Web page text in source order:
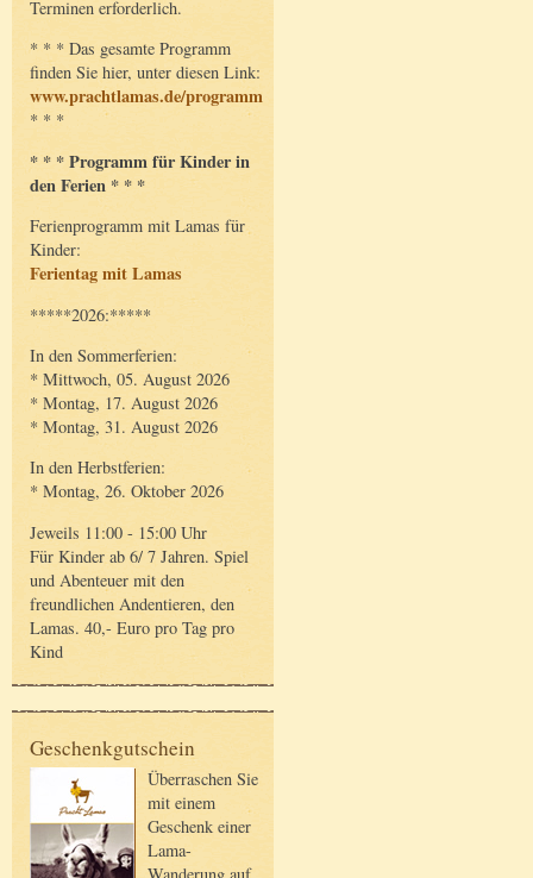
Terminen erforderlich.
* * * Das gesamte Programm
finden Sie hier, unter diesen Link:
www.prachtlamas.de/programm
* * *
* * * Programm für Kinder in
den Ferien * * *
Ferienprogramm mit Lamas für
Kinder:
Ferientag mit Lamas
*****2026:*****
In den Sommerferien:
* Mittwoch, 05. August 2026
* Montag, 17. August 2026
* Montag, 31. August 2026
In den Herbstferien:
* Montag, 26. Oktober 2026
Jeweils 11:00 - 15:00 Uhr
Für Kinder ab 6/ 7 Jahren. Spiel
und Abenteuer mit den
freundlichen Andentieren, den
Lamas. 40,- Euro pro Tag pro
Kind
Geschenkgutschein
Überraschen Sie
mit einem
Geschenk einer
Lama-